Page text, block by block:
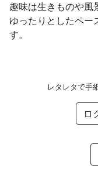
趣味は生きものや風
ゆったりとしたペー
す。
レタレタで手
ロ